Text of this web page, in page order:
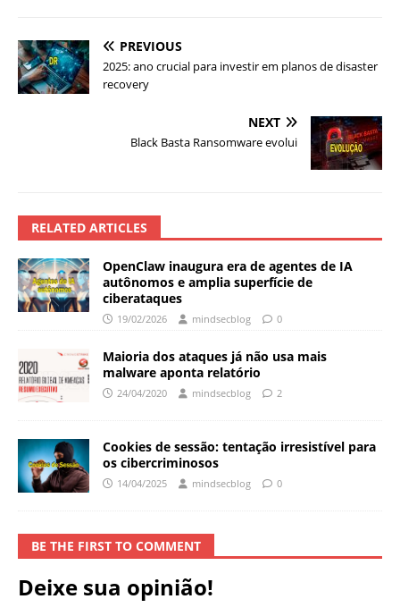
PREVIOUS
2025: ano crucial para investir em planos de disaster
recovery
NEXT
Black Basta Ransomware evolui
RELATED ARTICLES
OpenClaw inaugura era de agentes de IA
autônomos e amplia superfície de
ciberataques
19/02/2026 mindsecblog 0
Maioria dos ataques já não usa mais
malware aponta relatório
24/04/2020 mindsecblog 2
Cookies de sessão: tentação irresistível para
os cibercriminosos
14/04/2025 mindsecblog 0
BE THE FIRST TO COMMENT
Deixe sua opinião!